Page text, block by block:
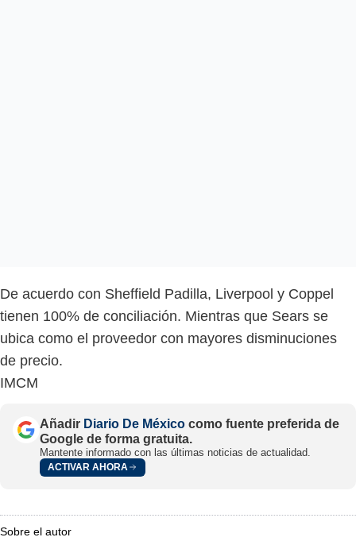
De acuerdo con Sheffield Padilla, Liverpool y Coppel
tienen 100% de conciliación. Mientras que Sears se
ubica como el proveedor con mayores disminuciones
de precio.
IMCM
Añadir Diario De México como fuente preferida de
Google de forma gratuita.
Mantente informado con las últimas noticias de actualidad.
ACTIVAR AHORA
Sobre el autor